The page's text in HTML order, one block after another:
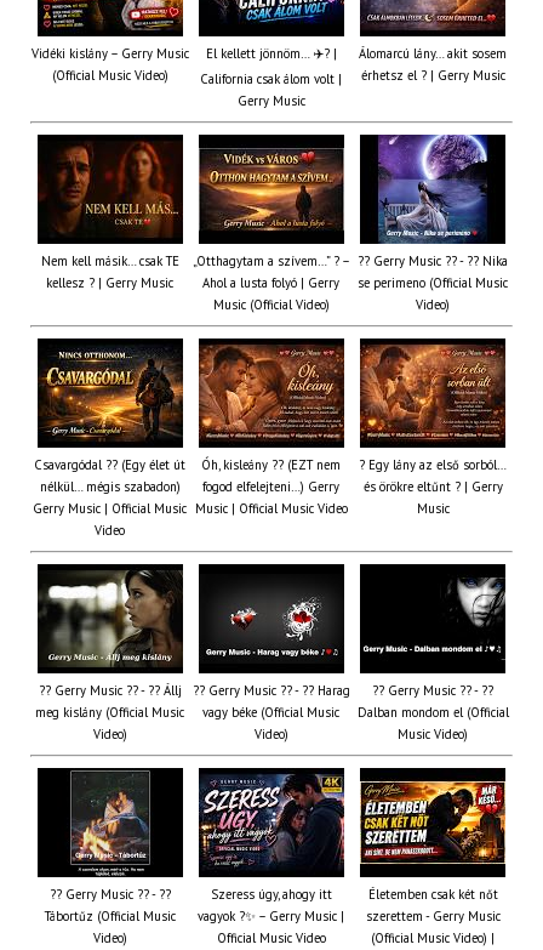
Vidéki kislány – Gerry Music
(Official Music Video)
El kellett jönnöm… ✈️? |
California csak álom volt |
Gerry Music
Álomarcú lány… akit sosem
érhetsz el ? | Gerry Music
Nem kell másik… csak TE
kellesz ? | Gerry Music
„Otthagytam a szívem…” ? –
Ahol a lusta folyó | Gerry
Music (Official Video)
?? Gerry Music ?? - ?? Nika
se perimeno (Official Music
Video)
Csavargódal ?? (Egy élet út
nélkül… mégis szabadon)
Gerry Music | Official Music
Video
Óh, kisleány ?? (EZT nem
fogod elfelejteni…) Gerry
Music | Official Music Video
? Egy lány az első sorból…
és örökre eltűnt ? | Gerry
Music
?? Gerry Music ?? - ?? Állj
meg kislány (Official Music
Video)
?? Gerry Music ?? - ?? Harag
vagy béke (Official Music
Video)
?? Gerry Music ?? - ??
Dalban mondom el (Official
Music Video)
?? Gerry Music ?? - ??
Tábortűz (Official Music
Video)
Szeress úgy, ahogy itt
vagyok ?✨ – Gerry Music |
Official Music Video
Életemben csak két nőt
szerettem - Gerry Music
(Official Music Video) |